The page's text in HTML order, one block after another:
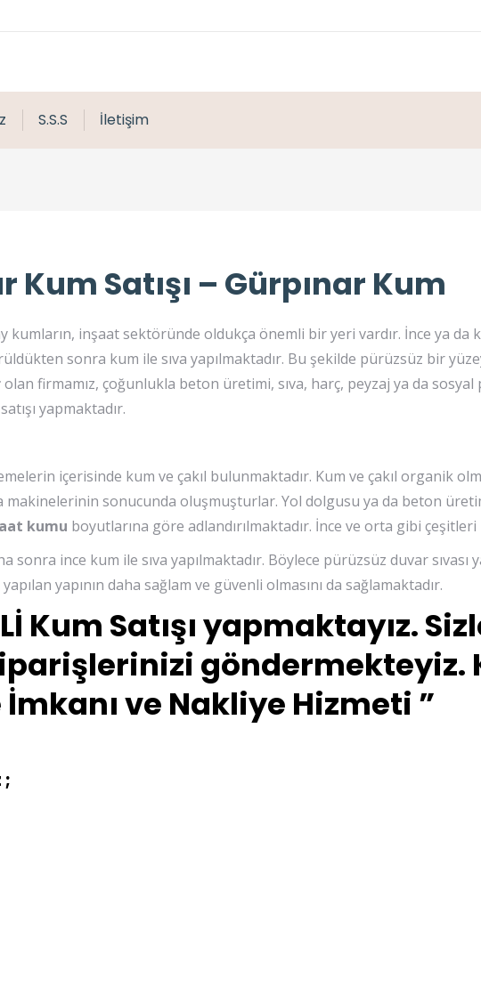
S.S.S İletişim
Kum Satışı – Gürpınar Kum
kumların, inşaat sektöründe oldukça önemli bir yeri vardır. İnce ya da
sonra kum ile sıva yapılmaktadır. Bu şekilde pürüzsüz bir
olan firmamız, çoğunlukla beton üretimi, sıva, harç, peyzaj ya da sosyal
yapmaktadır.
içerisinde kum ve çakıl bulunmaktadır. Kum ve çakıl organik
makinelerinin sonucunda oluşmuşturlar. Yol dolgusu ya da beton
kumu boyutlarına göre adlandırılmaktadır. İnce ve orta gibi
sonra ince kum ile sıva yapılmaktadır. Böylece pürüzsüz duvar sıvası
yapının daha sağlam ve güvenli olmasını da sağlamaktadır.
Kum Satışı yapmaktayız.
göndermekteyiz.
ve Nakliye Hizmeti ”
;